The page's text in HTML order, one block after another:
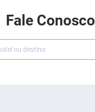
Fale Conosco